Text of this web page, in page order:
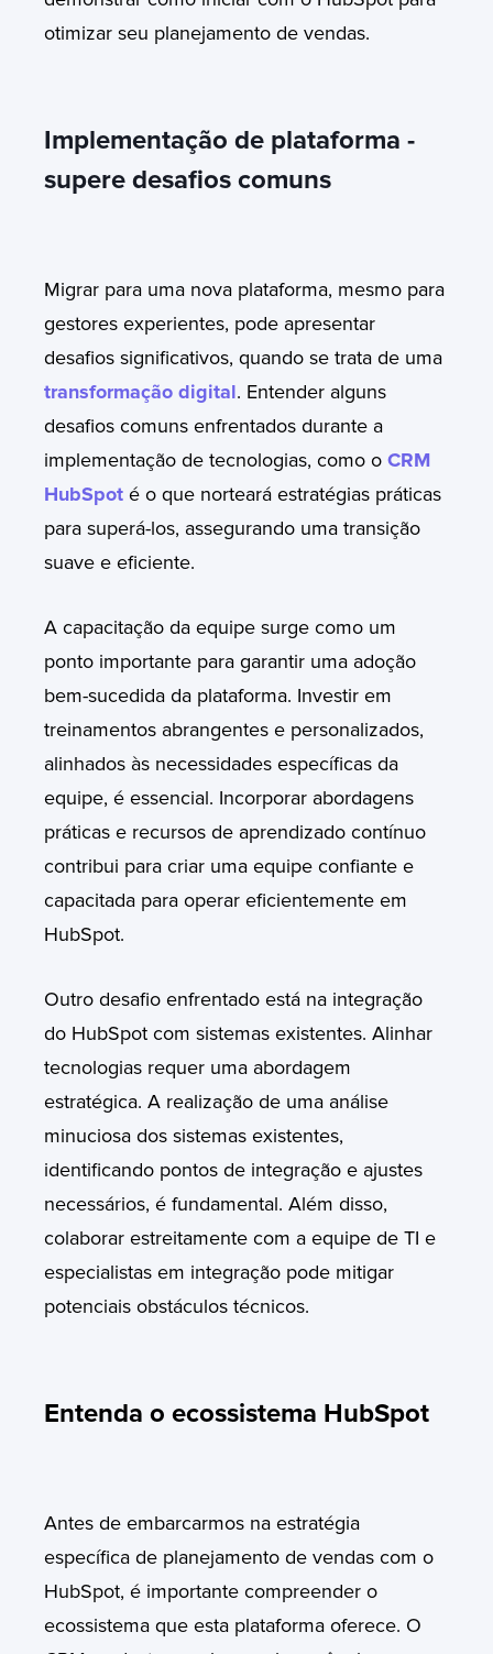
otimizar seu planejamento de vendas.
Implementação de plataforma -
supere desafios comuns
Migrar para uma nova plataforma, mesmo para
gestores experientes, pode apresentar
desafios significativos, quando se trata de uma
transformação digital. Entender alguns
desafios comuns enfrentados durante a
implementação de tecnologias, como o CRM
HubSpot é o que norteará estratégias práticas
para superá-los, assegurando uma transição
suave e eficiente.
A capacitação da equipe surge como um
ponto importante para garantir uma adoção
bem-sucedida da plataforma. Investir em
treinamentos abrangentes e personalizados,
alinhados às necessidades específicas da
equipe, é essencial. Incorporar abordagens
práticas e recursos de aprendizado contínuo
contribui para criar uma equipe confiante e
capacitada para operar eficientemente em
HubSpot.
Outro desafio enfrentado está na integração
do HubSpot com sistemas existentes. Alinhar
tecnologias requer uma abordagem
estratégica. A realização de uma análise
minuciosa dos sistemas existentes,
identificando pontos de integração e ajustes
necessários, é fundamental. Além disso,
colaborar estreitamente com a equipe de TI e
especialistas em integração pode mitigar
potenciais obstáculos técnicos.
Entenda o ecossistema HubSpot
Antes de embarcarmos na estratégia
específica de planejamento de vendas com o
HubSpot, é importante compreender o
ecossistema que esta plataforma oferece. O